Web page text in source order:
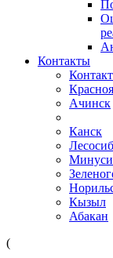
Контакты
Ачинск
Канск
Кызыл
Абакан
(